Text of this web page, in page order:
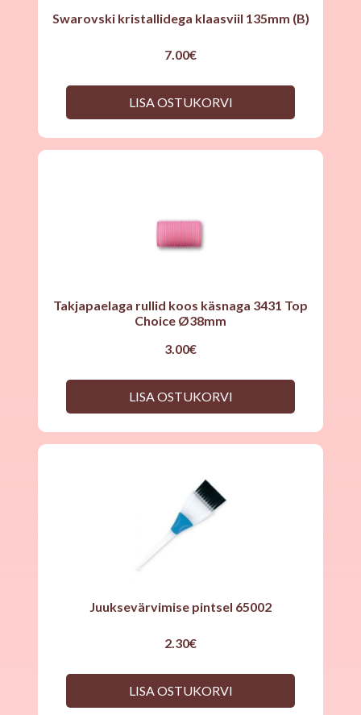
Swarovski kristallidega klaasviil 135mm (B)
7.00€
LISA OSTUKORVI
Takjapaelaga rullid koos käsnaga 3431 Top
Choice Ø38mm
3.00€
LISA OSTUKORVI
Juuksevärvimise pintsel 65002
2.30€
LISA OSTUKORVI